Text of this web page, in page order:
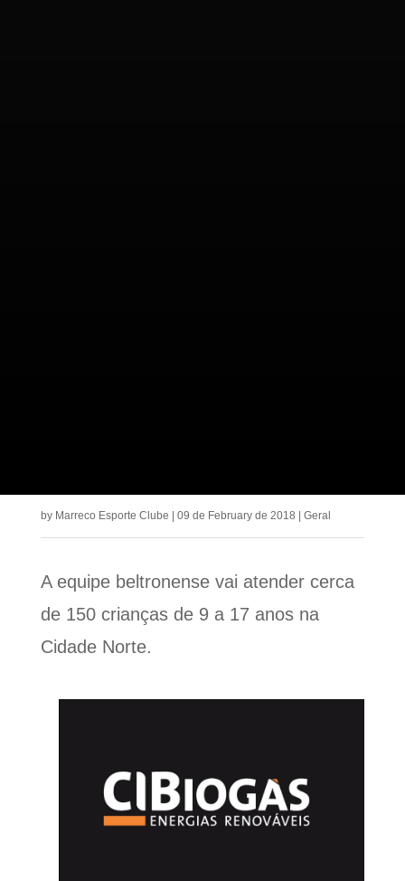
by Marreco Esporte Clube | 09 de February de 2018 | Geral
A equipe beltronense vai atender cerca
de 150 crianças de 9 a 17 anos na
Cidade Norte.